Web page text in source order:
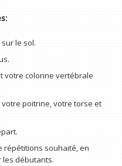
:
le sol.
votre colonne vertébrale
poitrine, votre torse et
répétitions souhaité, en
débutants.